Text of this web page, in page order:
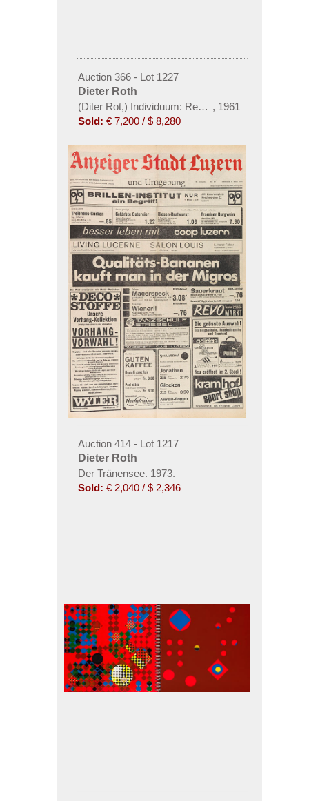
Auction 366 - Lot 1227
Dieter Roth
(Diter Rot,) Individuum: Reykjavik 1961
, 1961
Sold: € 7,200 / $ 8,280
Auction 414 - Lot 1217
Dieter Roth
Der Tränensee. 1973.
Sold: € 2,040 / $ 2,346